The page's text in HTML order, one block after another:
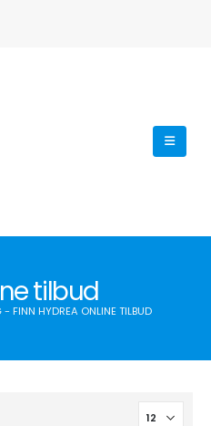
tilbud
- FINN HYDREA ONLINE TILBUD